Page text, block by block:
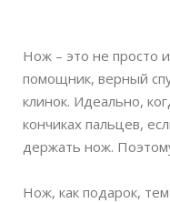
Нож – это не просто
помощник, верный
клинок. Идеально,
кончиках пальцев,
держать нож.
Нож, как подарок,